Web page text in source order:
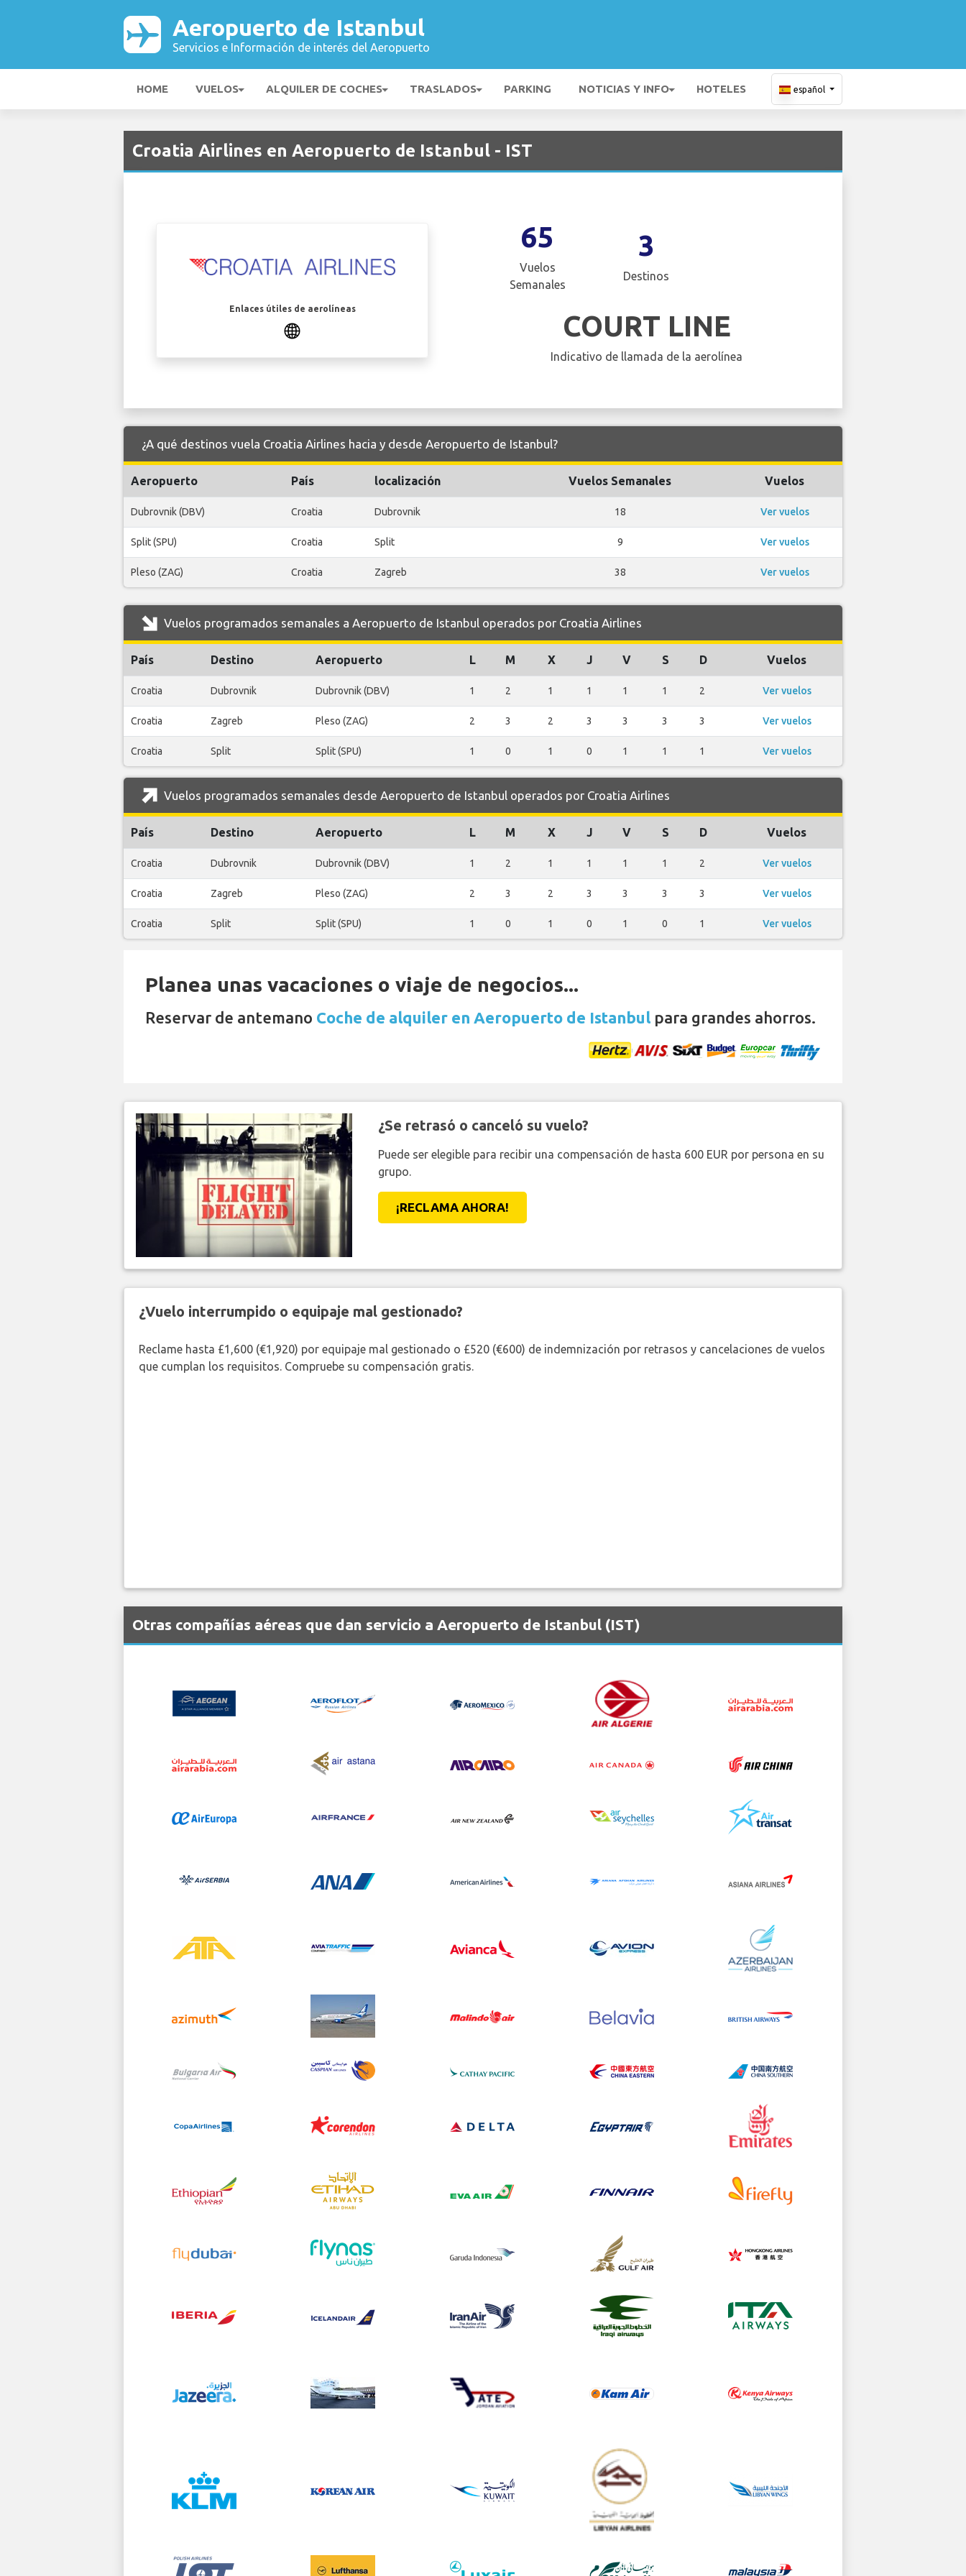
Aeropuerto de Istanbul
Servicios e Información de interés del Aeropuerto
HOME VUELOS ALQUILER DE COCHES TRASLADOS PARKING NOTICIAS Y INFO HOTELES español
Croatia Airlines en Aeropuerto de Istanbul - IST
Enlaces útiles de aerolíneas
65
Vuelos
Semanales
3
Destinos
COURT LINE
Indicativo de llamada de la aerolínea
¿A qué destinos vuela Croatia Airlines hacia y desde Aeropuerto de Istanbul?
Aeropuerto País localización Vuelos Semanales Vuelos
Dubrovnik (DBV) Croatia Dubrovnik 18 Ver vuelos
Split (SPU) Croatia Split 9 Ver vuelos
Pleso (ZAG) Croatia Zagreb 38 Ver vuelos
Vuelos programados semanales a Aeropuerto de Istanbul operados por Croatia Airlines
País Destino Aeropuerto L M X J V S D Vuelos
Croatia Dubrovnik Dubrovnik (DBV) 1 2 1 1 1 1 2 Ver vuelos
Croatia Zagreb Pleso (ZAG) 2 3 2 3 3 3 3 Ver vuelos
Croatia Split Split (SPU) 1 0 1 0 1 1 1 Ver vuelos
Vuelos programados semanales desde Aeropuerto de Istanbul operados por Croatia Airlines
País Destino Aeropuerto L M X J V S D Vuelos
Croatia Dubrovnik Dubrovnik (DBV) 1 2 1 1 1 1 2 Ver vuelos
Croatia Zagreb Pleso (ZAG) 2 3 2 3 3 3 3 Ver vuelos
Croatia Split Split (SPU) 1 0 1 0 1 0 1 Ver vuelos
Planea unas vacaciones o viaje de negocios...
Reservar de antemano Coche de alquiler en Aeropuerto de Istanbul para grandes ahorros.
¿Se retrasó o canceló su vuelo?
Puede ser elegible para recibir una compensación de hasta 600 EUR por persona en su
grupo.
¡RECLAMA AHORA!
¿Vuelo interrumpido o equipaje mal gestionado?
Reclame hasta £1,600 (€1,920) por equipaje mal gestionado o £520 (€600) de indemnización por retrasos y cancelaciones de vuelos
que cumplan los requisitos. Compruebe su compensación gratis.
Otras compañías aéreas que dan servicio a Aeropuerto de Istanbul (IST)